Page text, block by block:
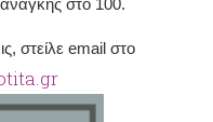
στείλε email στο